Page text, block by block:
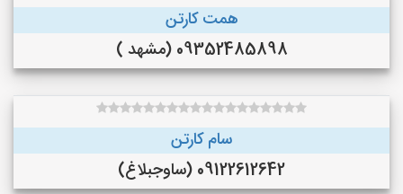
همت کارتن
09352485898 (مشهد )
سام کارتن
09122612642 (ساوجبلاغ)